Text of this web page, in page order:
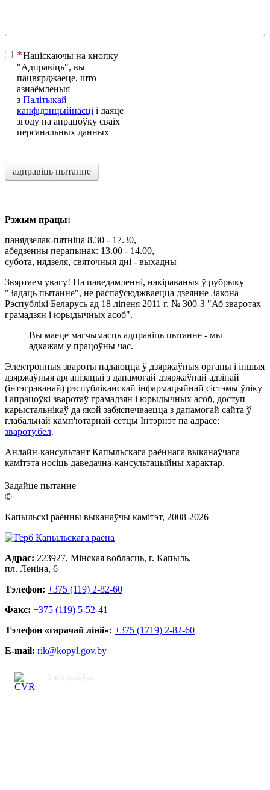
Націскаючы на ​​кнопку
"Адправіць", вы
пацвярджаеце, што
азнаёмленыя
з Палітыкай
канфідэнцыйнасці і даяце
згоду на апрацоўку сваіх
персанальных данных
адправіць пытанне
Рэжым працы:
панядзелак-пятніца 8.30 - 17.30,
абедзенны перапынак: 13.00 - 14.00,
субота, нядзеля, святочныя дні - выхадны
Звяртаем увагу! На паведамленні, накіраваныя ў рубрыку
"Задаць пытанне", не распаўсюджваецца дзеянне Закона
Рэспублікі Беларусь ад 18 ліпеня 2011 г. № 300-З "Аб зваротах
грамадзян і юрыдычных асоб".
Вы маеце магчымасць адправіць пытанне - мы
адкажам у працоўны час.
Электронныя звароты падаюцца ў дзяржаўныя органы і іншыя
дзяржаўныя арганізацыі з дапамогай дзяржаўнай адзінай
(інтэграванай) рэспубліканскай інфармацыйнай сістэмы ўліку
і апрацоўкі зваротаў грамадзян і юрыдычных асоб, доступ
карыстальнікаў да якой забяспечваецца з дапамогай сайта ў
глабальнай камп'ютарнай сетцы Інтэрнэт па адрасе:
звароту.бел.
Анлайн-кансультант Капыльскага раённага выканаўчага
камітэта носіць даведачна-кансультацыйны характар.
Задайце пытанне
©
Капыльскі раённы выканаўчы камітэт, 2008-2026
Адрас: 223927, Мінская вобласць, г. Капыль,
пл. Леніна, 6
Тэлефон: +375 (119) 2-82-60
Факс: +375 (119) 5-52-41
Тэлефон «гарачай лініі»: +375 (1719) 2-82-60
E-mail: rik@kopyl.gov.by
Распрацоўка: